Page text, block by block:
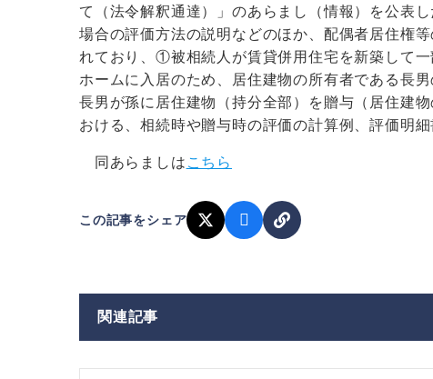
て（法令解釈通達）」のあらまし（情報）を公表
場合の評価方法の説明などのほか、配偶者居住権
れており、①被相続人が賃貸併用住宅を新築して
ホームに入居のため、居住建物の所有者である長
長男が孫に居住建物（持分全部）を贈与（居住建
おける、相続時や贈与時の評価の計算例、評価明
同あらましは こちら
この記事をシェア
関連記事